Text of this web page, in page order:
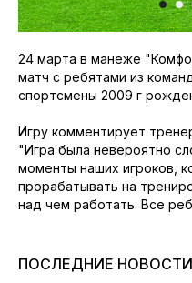
24 марта в манеже
матч с ребятами из
спортсмены 2009 г
Игру комментирует
"Игра была невероятно
моменты наших игроков,
прорабатывать на
над чем работать. Все
ПОСЛЕДНИЕ НОВОСТИ